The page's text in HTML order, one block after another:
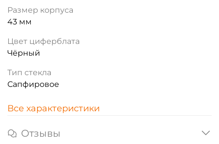
Размер корпуса
43 мм
Цвет циферблата
Чёрный
Тип стекла
Сапфировое
Все характеристики
Отзывы